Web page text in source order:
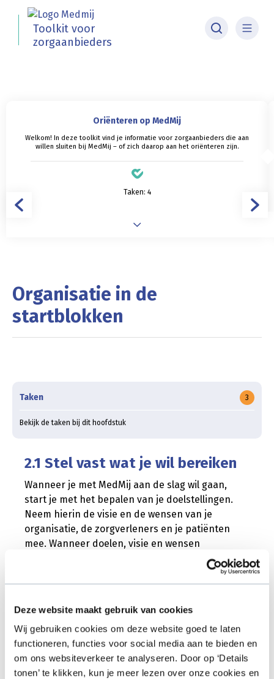
Deze website maakt gebruik van cookies
Wij gebruiken cookies om deze website goed te laten
functioneren, functies voor social media aan te bieden en
om ons websiteverkeer te analyseren. Door op ‘Details
tonen’ te klikken, kun je meer lezen over onze cookies en
Toolkit voor
zorgaanbieders
Zoeken
Oriënteren op MedMij
Welkom! In deze toolkit vind je informatie voor zorgaanbieders die aan
willen sluiten bij MedMij – of zich daarop aan het oriënteren zijn.
Taken: 4
Organisatie in de
startblokken
Taken 3
Bekijk de taken bij dit hoofdstuk
2.1 Stel vast wat je wil bereiken
Wanneer je met MedMij aan de slag wil gaan,
start je met het bepalen van je doelstellingen.
Neem hierin de visie en de wensen van je
organisatie, de zorgverleners en je patiënten
mee. Wanneer doelen, visie en wensen
betrokkenheid. Dit is de voorbereidende stap
voor het opstellen van je plan van aanpak en de
Taken